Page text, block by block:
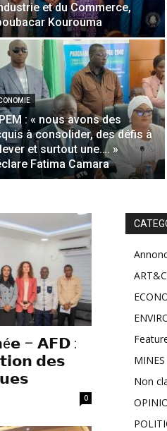
et du Commerce,
Kourouma
: « nous avons des
à consolider, des défis à
et surtout une…. »
Fatima Camara
– 𝗔𝗙𝗗 :
𝗱𝗲𝘀
0
MINES
Non